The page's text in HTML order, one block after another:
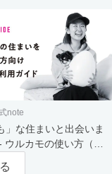
note
」な住まいと出会いま
ウルカモの使い方（買